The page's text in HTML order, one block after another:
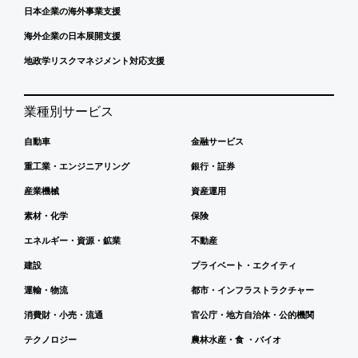
日本企業の海外事業支援
海外企業の日本展開支援
地政学リスクマネジメント対応支援
業種別サービス
自動車
重工業・エンジニアリング
産業機械
素材・化学
エネルギー・資源・鉱業
建設
運輸・物流
消費財・小売・流通
テクノロジー
金融サービス
銀行・証券
資産運用
保険
不動産
プライベート・エクイティ
都市・インフラストラクチャー
官公庁・地方自治体・公的機関
農林水産・食 ・バイオ